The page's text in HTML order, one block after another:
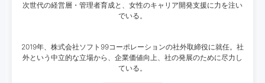
次世代の経営層・管理者育成と、女性のキャリア開発支援に力を注い
でいる。
2019年、株式会社ソフト99コーポレーションの社外取締役に就任。社
外という中立的な立場から、企業価値向上、社の発展のために尽力し
ている。